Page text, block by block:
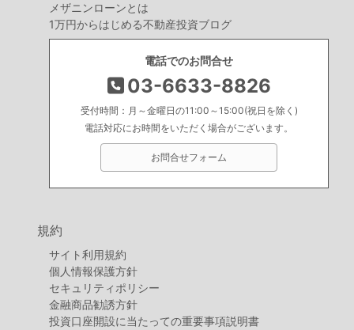
メザニンローンとは
1万円からはじめる不動産投資ブログ
電話でのお問合せ
03-6633-8826
受付時間：月～金曜日の11:00～15:00(祝日を除く)
電話対応にお時間をいただく場合がございます。
お問合せフォーム
規約
サイト利用規約
個人情報保護方針
セキュリティポリシー
金融商品勧誘方針
投資口座開設に当たっての重要事項説明書